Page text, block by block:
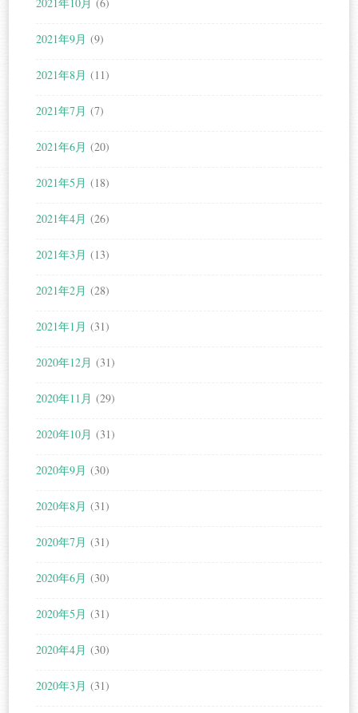
2021年9月 (9)
2021年8月 (11)
2021年7月 (7)
2021年6月 (20)
2021年5月 (18)
2021年4月 (26)
2021年3月 (13)
2021年2月 (28)
2021年1月 (31)
2020年12月 (31)
2020年11月 (29)
2020年10月 (31)
2020年9月 (30)
2020年8月 (31)
2020年7月 (31)
2020年6月 (30)
2020年5月 (31)
2020年4月 (30)
2020年3月 (31)